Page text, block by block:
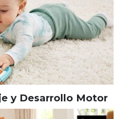
y Desarrollo Motor